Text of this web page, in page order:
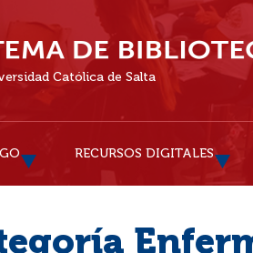
Católica de Salta
RECURSOS DIGITALES